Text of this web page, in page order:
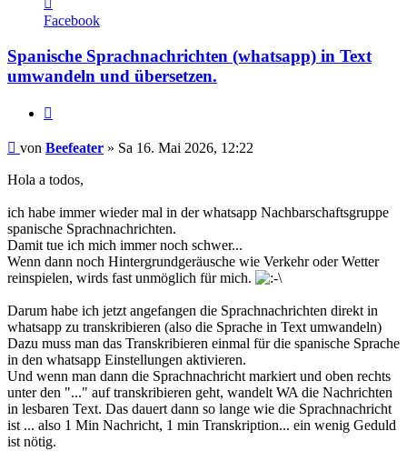
von
Beefeater
Facebook
Spanische Sprachnachrichten (whatsapp) in Text
umwandeln und übersetzen.
Beitrag
von Beefeater » Sa 16. Mai 2026, 12:22
Hola a todos,
ich habe immer wieder mal in der whatsapp Nachbarschaftsgruppe
spanische Sprachnachrichten.
Damit tue ich mich immer noch schwer...
Wenn dann noch Hintergrundgeräusche wie Verkehr oder Wetter
reinspielen, wirds fast unmöglich für mich.
Darum habe ich jetzt angefangen die Sprachnachrichten direkt in
whatsapp zu transkribieren (also die Sprache in Text umwandeln)
Dazu muss man das Transkribieren einmal für die spanische Sprache
in den whatsapp Einstellungen aktivieren.
Und wenn man dann die Sprachnachricht markiert und oben rechts
unter den "..." auf transkribieren geht, wandelt WA die Nachrichten
in lesbaren Text. Das dauert dann so lange wie die Sprachnachricht
ist ... also 1 Min Nachricht, 1 min Transkription... ein wenig Geduld
ist nötig.